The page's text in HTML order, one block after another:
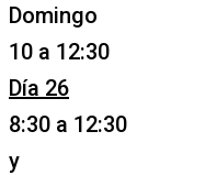
Domingo
10 a 12:30
Día 26
8:30 a 12:30
y